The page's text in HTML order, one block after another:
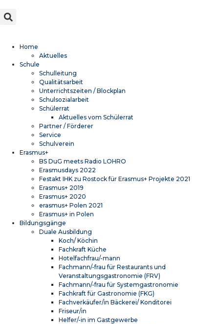
Home
Aktuelles
Schule
Schulleitung
Qualitätsarbeit
Unterrichtszeiten / Blockplan
Schulsozialarbeit
Schülerrat
Aktuelles vom Schülerrat
Partner / Förderer
Service
Schulverein
Erasmus+
BS DuG meets Radio LOHRO
Erasmusdays 2022
Festakt IHK zu Rostock für Erasmus+ Projekte 2021
Erasmus+ 2019
Erasmus+ 2020
erasmus+ Polen 2021
Erasmus+ in Polen
Bildungsgänge
Duale Ausbildung
Koch/ Köchin
Fachkraft Küche
Hotelfachfrau/-mann
Fachmann/-frau für Restaurants und
Veranstaltungsgastronomie (FRV)
Fachmann/-frau für Systemgastronomie
Fachkraft für Gastronomie (FKG)
Fachverkäufer/in Bäckerei/ Konditorei
Friseur/in
Helfer/-in im Gastgewerbe